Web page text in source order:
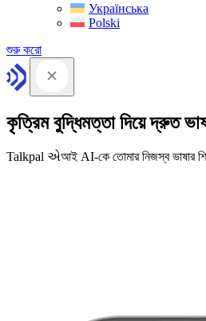
Українська
Polski
শুরু করো
কৃত্রিম বুদ্ধিমত্তা দিয়ে দ্রুত
Talkpal એআই AI-কে তোমার নিজস্ব ভাষার